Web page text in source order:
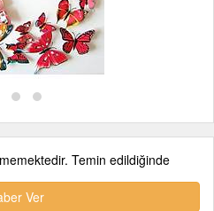
Temin edildiğinde
Ver